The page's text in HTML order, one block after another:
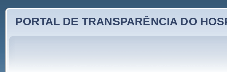
PORTAL DE TRANSPARÊNCIA DO